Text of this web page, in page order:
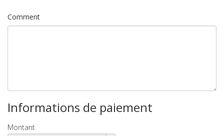
Comment
Informations de paiement
Montant